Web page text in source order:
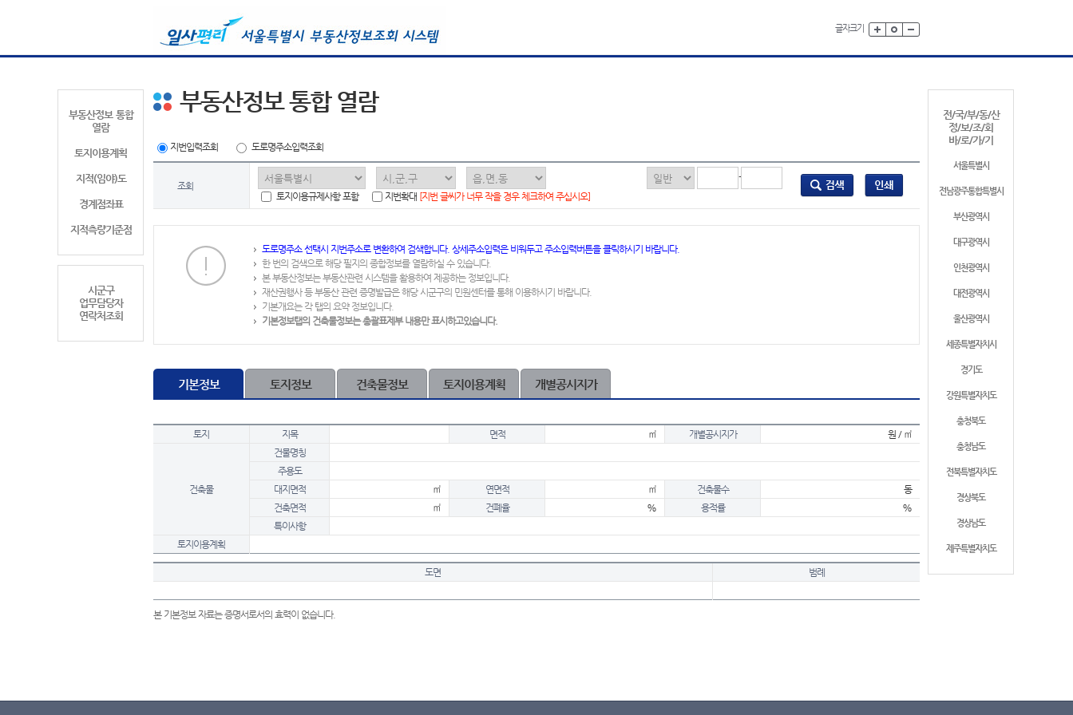
글자크기
부동산정보 통합
열람
토지이용계획
지적(임야)도
경계점좌표
지적측량기준점
시군구
업무담당자
연락처조회
전/국/부/동/산
정/보/조/회
바/로/가/기
서울특별시
전남광주통합특별시
부산광역시
대구광역시
인천광역시
대전광역시
울산광역시
세종특별자치시
경기도
강원특별자치도
충청북도
충청남도
전북특별자치도
경상북도
경상남도
제주특별자치도
부동산정보 통합 열람
지번입력조회 도로명주소입력조회
조회
-
토지이용규제사항 포함
지번확대 [지번 글씨가 너무 작을 경우 체크하여 주십시오]
도로명주소 선택시 지번주소로 변환하여 검색합니다. 상세주소입력은 비워두고 주소입력버튼을 클릭하시기 바랍니다.
한 번의 검색으로 해당 필지의 종합정보를 열람하실 수 있습니다.
본 부동산정보는 부동산관련 시스템을 활용하여 제공하는 정보입니다.
재산권행사 등 부동산 관련 증명발급은 해당 시군구의 민원센터를 통해 이용하시기 바랍니다.
기본개요는 각 탭의 요약 정보입니다.
기본정보탭의 건축물정보는 총괄표제부 내용만 표시하고있습니다.
기본정보 토지정보 건축물정보 토지이용계획 개별공시지가
토지 지목 면적 ㎡ 개별공시지가 원 / ㎡
건축물
건물명칭
주용도
대지면적
㎡ 연면적 ㎡ 건축물수
동
건축면적
㎡ 건폐율 % 용적률
%
특이사항
토지이용계획
도면 범례
본 기본정보 자료는 증명서로서의 효력이 없습니다.